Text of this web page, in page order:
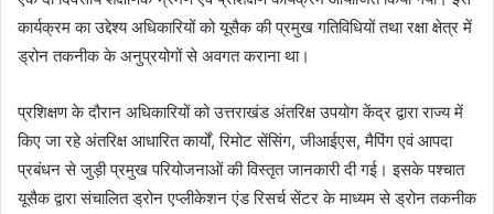
कार्यक्रम का उद्देश्य अधिकारियों को यूसैक की प्रमुख गतिविधियों तथा रक्षा क्षेत्र में
ड्रोन तकनीक के अनुप्रयोगों से अवगत कराना था।
प्रशिक्षण के दौरान अधिकारियों को उत्तराखंड अंतरिक्ष उपयोग केंद्र द्वारा राज्य में
किए जा रहे अंतरिक्ष आधारित कार्यों, रिमोट सेंसिंग, जीआईएस, मैपिंग एवं आपदा
प्रबंधन से जुड़ी प्रमुख परियोजनाओं की विस्तृत जानकारी दी गई। इसके पश्चात
यूसैक द्वारा संचालित ड्रोन एप्लीकेशन एंड रिसर्च सेंटर के माध्यम से ड्रोन तकनीक